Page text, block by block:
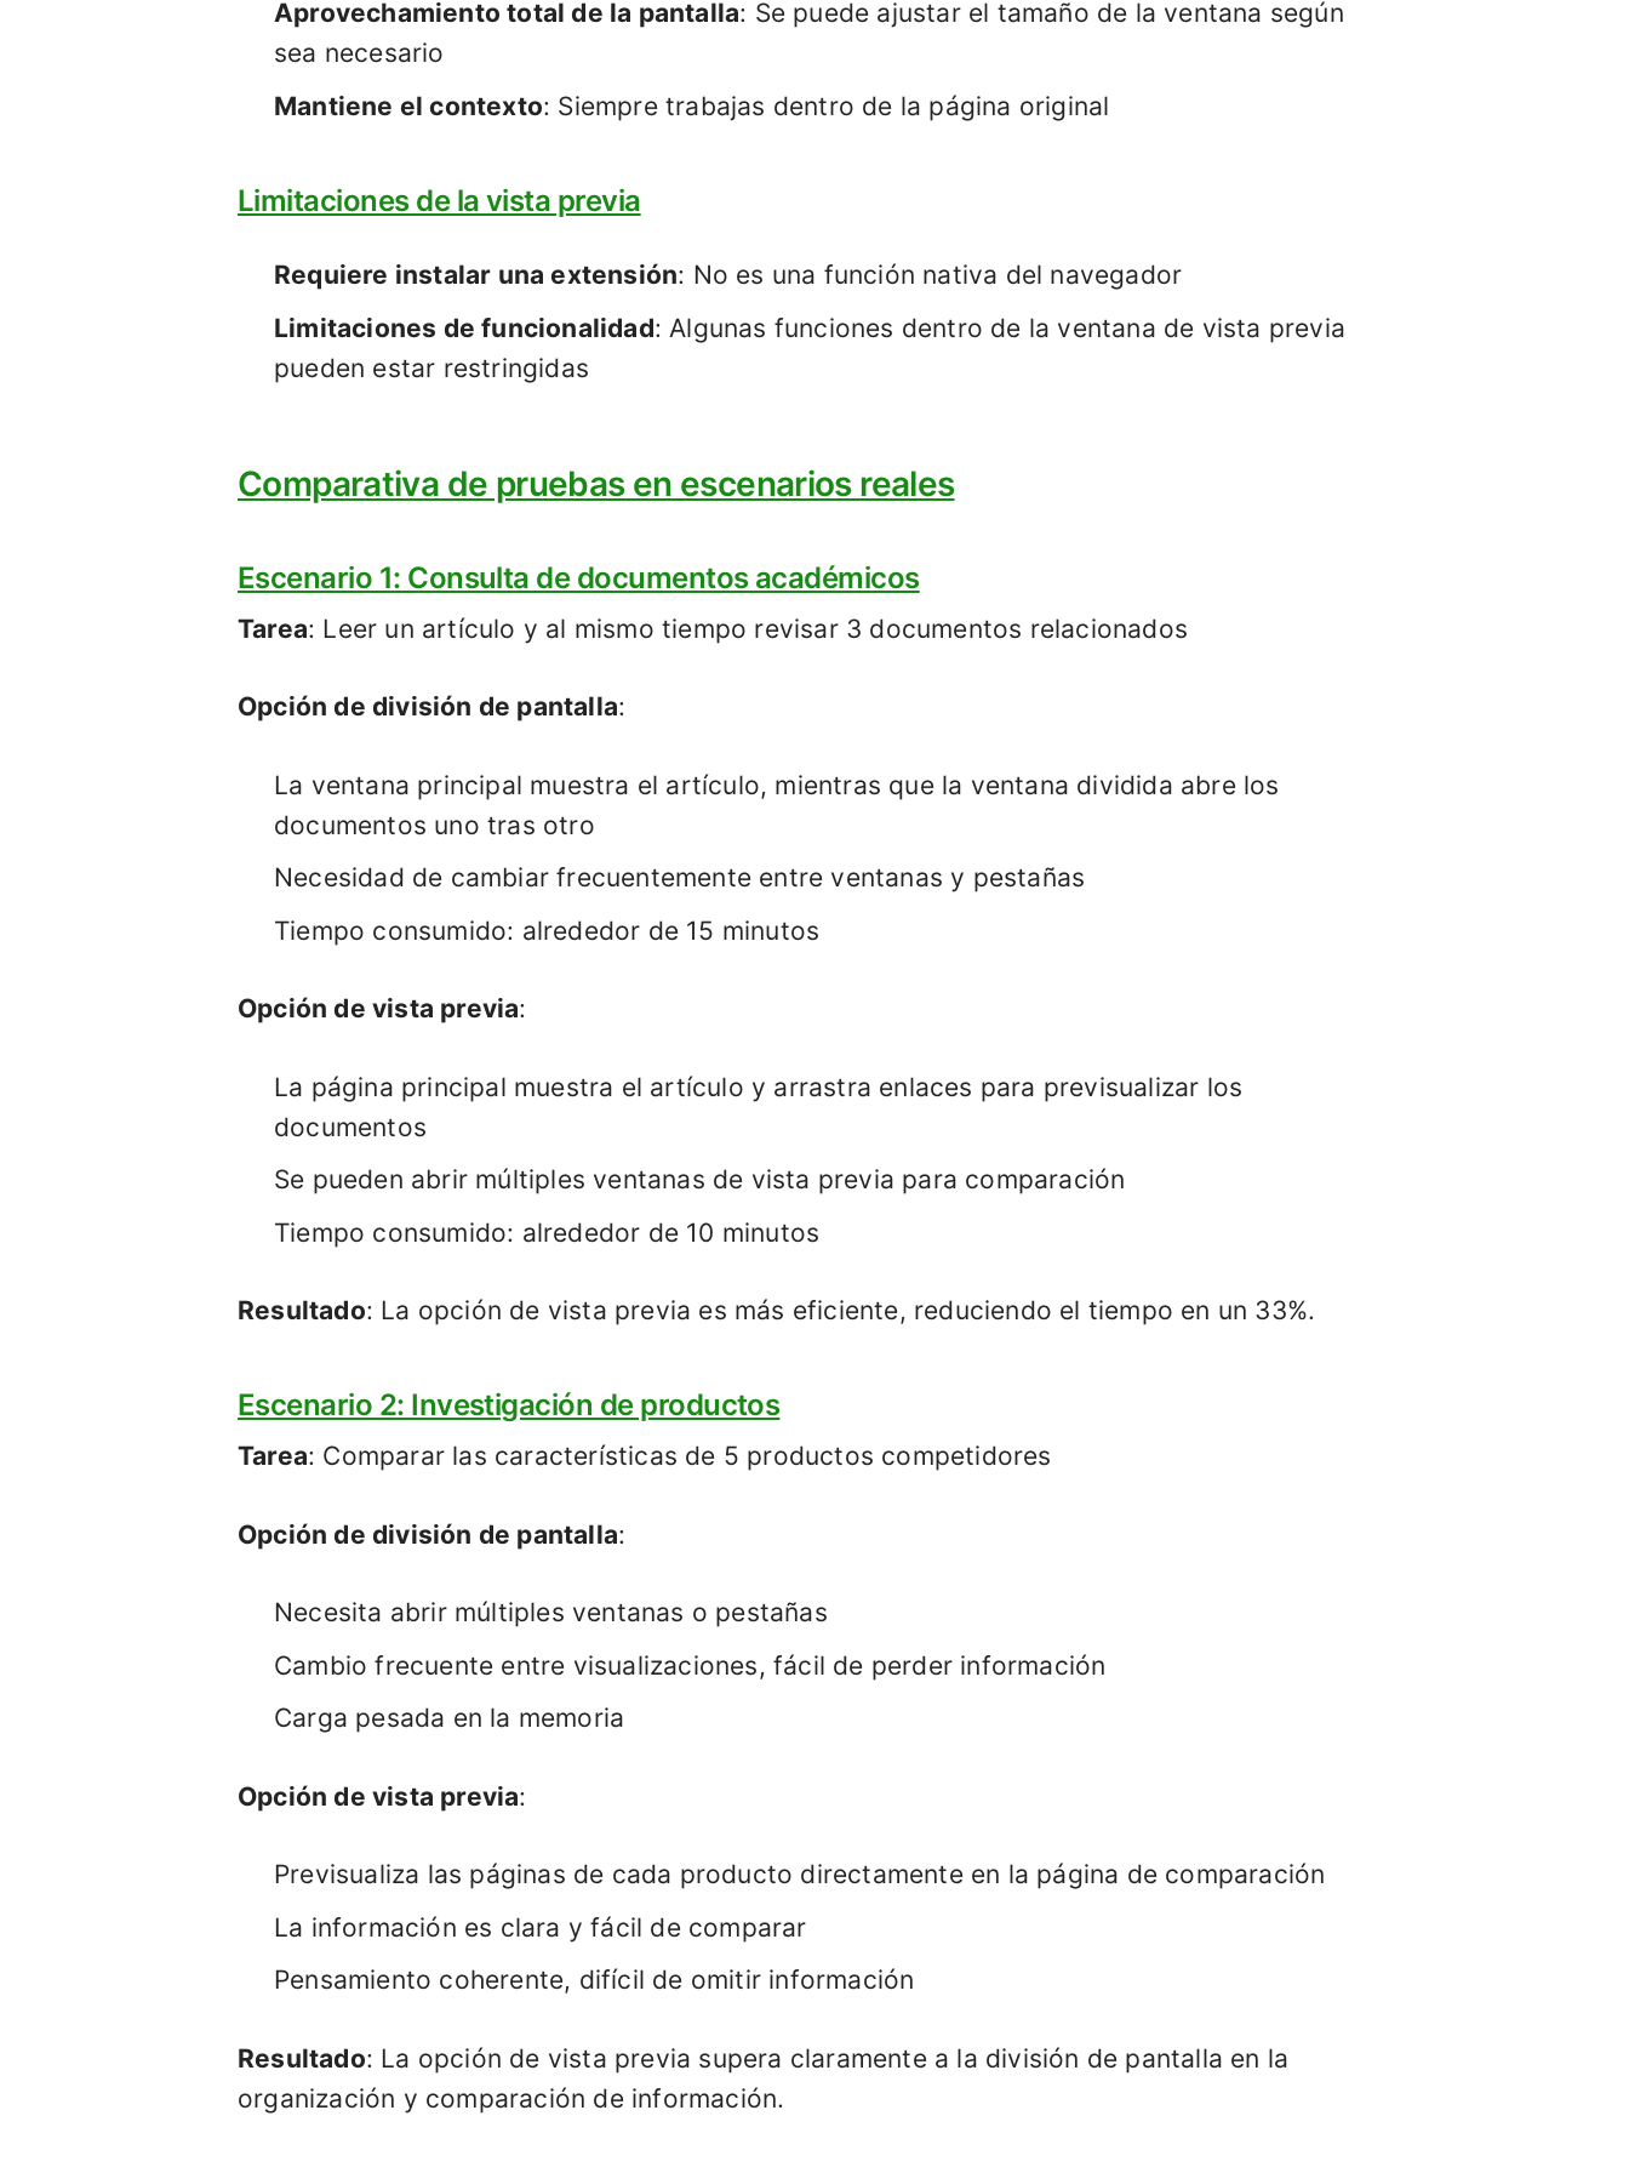
Aprovechamiento total de la pantalla: Se puede ajustar el tamaño de la ventana según
sea necesario
Mantiene el contexto: Siempre trabajas dentro de la página original
Limitaciones de la vista previa
Requiere instalar una extensión: No es una función nativa del navegador
Limitaciones de funcionalidad: Algunas funciones dentro de la ventana de vista previa
pueden estar restringidas
Comparativa de pruebas en escenarios reales
Escenario 1: Consulta de documentos académicos
Tarea: Leer un artículo y al mismo tiempo revisar 3 documentos relacionados
Opción de división de pantalla:
La ventana principal muestra el artículo, mientras que la ventana dividida abre los
documentos uno tras otro
Necesidad de cambiar frecuentemente entre ventanas y pestañas
Tiempo consumido: alrededor de 15 minutos
Opción de vista previa:
La página principal muestra el artículo y arrastra enlaces para previsualizar los
documentos
Se pueden abrir múltiples ventanas de vista previa para comparación
Tiempo consumido: alrededor de 10 minutos
Resultado: La opción de vista previa es más eficiente, reduciendo el tiempo en un 33%.
Escenario 2: Investigación de productos
Tarea: Comparar las características de 5 productos competidores
Opción de división de pantalla:
Necesita abrir múltiples ventanas o pestañas
Cambio frecuente entre visualizaciones, fácil de perder información
Carga pesada en la memoria
Opción de vista previa:
Previsualiza las páginas de cada producto directamente en la página de comparación
La información es clara y fácil de comparar
Pensamiento coherente, difícil de omitir información
Resultado: La opción de vista previa supera claramente a la división de pantalla en la
organización y comparación de información.